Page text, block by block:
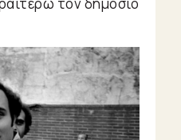
τον δημόσιο